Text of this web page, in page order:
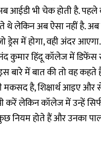
आईडी भी चेक होती है. पहले
थे लेकिन अब ऐसा नहीं है.
ड्रेस में होगा, वही अंदर
कुमार हिंदू कॉलेज में डिफेंस
बारे में बात की तो वह
मकसद है, शिक्षार्थ आइए और
करें लेकिन कॉलेज में उन्हें
नियम होते हैं और उनका